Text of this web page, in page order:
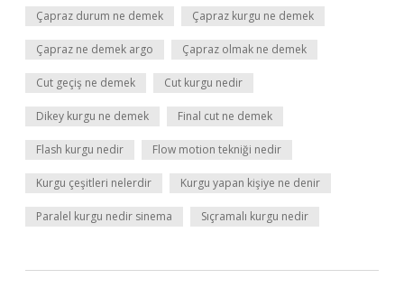
Çapraz durum ne demek Çapraz kurgu ne demek
Çapraz ne demek argo Çapraz olmak ne demek
Cut geçiş ne demek Cut kurgu nedir
Dikey kurgu ne demek Final cut ne demek
Flash kurgu nedir Flow motion tekniği nedir
Kurgu çeşitleri nelerdir Kurgu yapan kişiye ne denir
Paralel kurgu nedir sinema Sıçramalı kurgu nedir